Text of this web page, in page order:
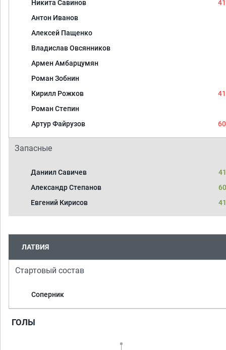
Никита Савинов
Антон Иванов
Алексей Пащенко
Владислав Овсянников
Армен Амбарцумян
Роман Зобнин
Кирилл Рожков
Роман Степин
Артур Файрузов
Запасные
Даниил Савичев
Александр Степанов
Евгений Кирисов
ЛАТВИЯ
Стартовый состав
Соперник
ГОЛЫ